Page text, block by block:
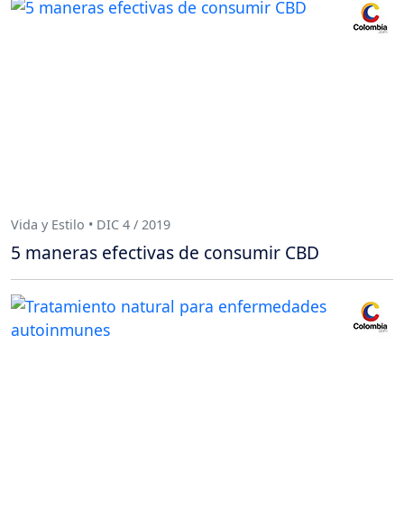
Vida y Estilo • DIC 4 / 2019
5 maneras efectivas de consumir CBD